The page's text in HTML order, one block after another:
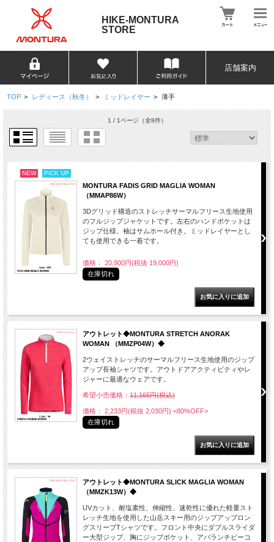
HIKE-MONTURA
STORE
店舗案内
TOP > レディース（秋冬） > ミッドレイヤー > 薄手
1 / 1ページ（全8件）
NEW PICK UP
MONTURA FADIS GRID MAGLIA WOMAN
（MMAP86W）
3Dグリッド構造のストレッチサーマルフリース生地使用
のフルジップジャケットです。左右のハンドポケットは
ジップ仕様。袖はサムホール付き。ミッドレイヤーとし
ても使用できる一着です。
価格： 20,900円(税抜 19,000円)
在庫切れ
アウトレット◆MONTURA STRETCH ANORAK
WOMAN （MMZP04W）◆
2ウェイストレッチのサーマルフリース生地使用のジップ
アップ長袖シャツです。アウトドアアクティビティやレ
ジャーに最適なウェアです。
希望小売価格： 11,165円(税込)
価格： 2,233円(税抜 2,030円) <80%OFF>
在庫切れ
アウトレット◆MONTURA SLICK MAGLIA WOMAN
（MMZK13W）◆
UVカット、耐塩素性、伸縮性、速乾性に優れた軽量スト
レッチ生地を使用した山岳スキー用のジップアップロン
グスリーブTシャツです。フロント中央にダブルスライダ
ー大型ジップ、胸にジップポケット、アバランチビーコ